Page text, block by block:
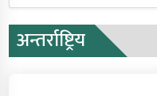
अन्तर्राष्ट्रिय